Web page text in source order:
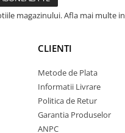
magazinului. Afla mai multe in
CLIENTI
Metode de Plata
Informatii Livrare
Politica de Retur
Garantia Produselor
ANPC